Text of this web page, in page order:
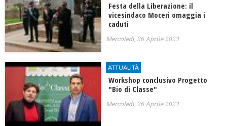
Festa della Liberazione: il
vicesindaco Moceri omaggia i
caduti
Mercoledì, 26 Aprile 2023
ATTUALITÀ
Workshop conclusivo Progetto
"Bio di Classe"
Mercoledì, 26 Aprile 2023